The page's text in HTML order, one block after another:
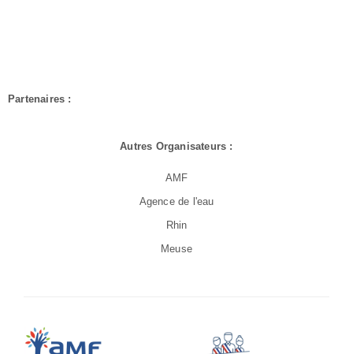
Partenaires :
Autres Organisateurs :
AMF
Agence de l'eau
Rhin
Meuse